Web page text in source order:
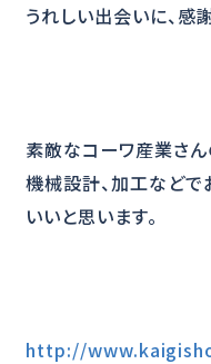
うれしい出会いに、感
素敵なコーワ産業さん
機械設計、加工など
いいと思います。
http://